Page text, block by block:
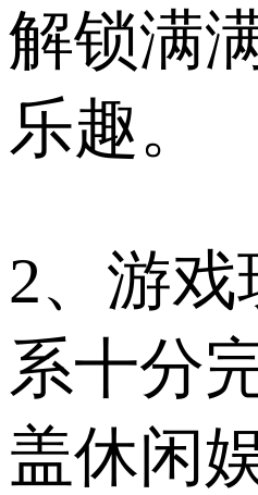
解锁满
乐趣。
2、游戏
系十分
盖休闲